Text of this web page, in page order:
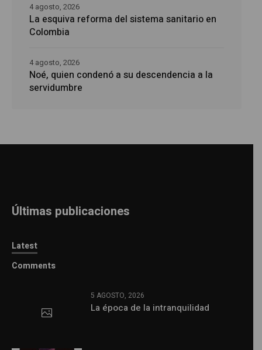
La esquiva reforma del sistema sanitario en
Colombia
4 agosto, 2026
Noé, quien condenó a su descendencia a la
servidumbre
4 agosto, 2026
Últimas publicaciones
Latest
Comments
5 AGOSTO, 2026
La época de la intranquilidad